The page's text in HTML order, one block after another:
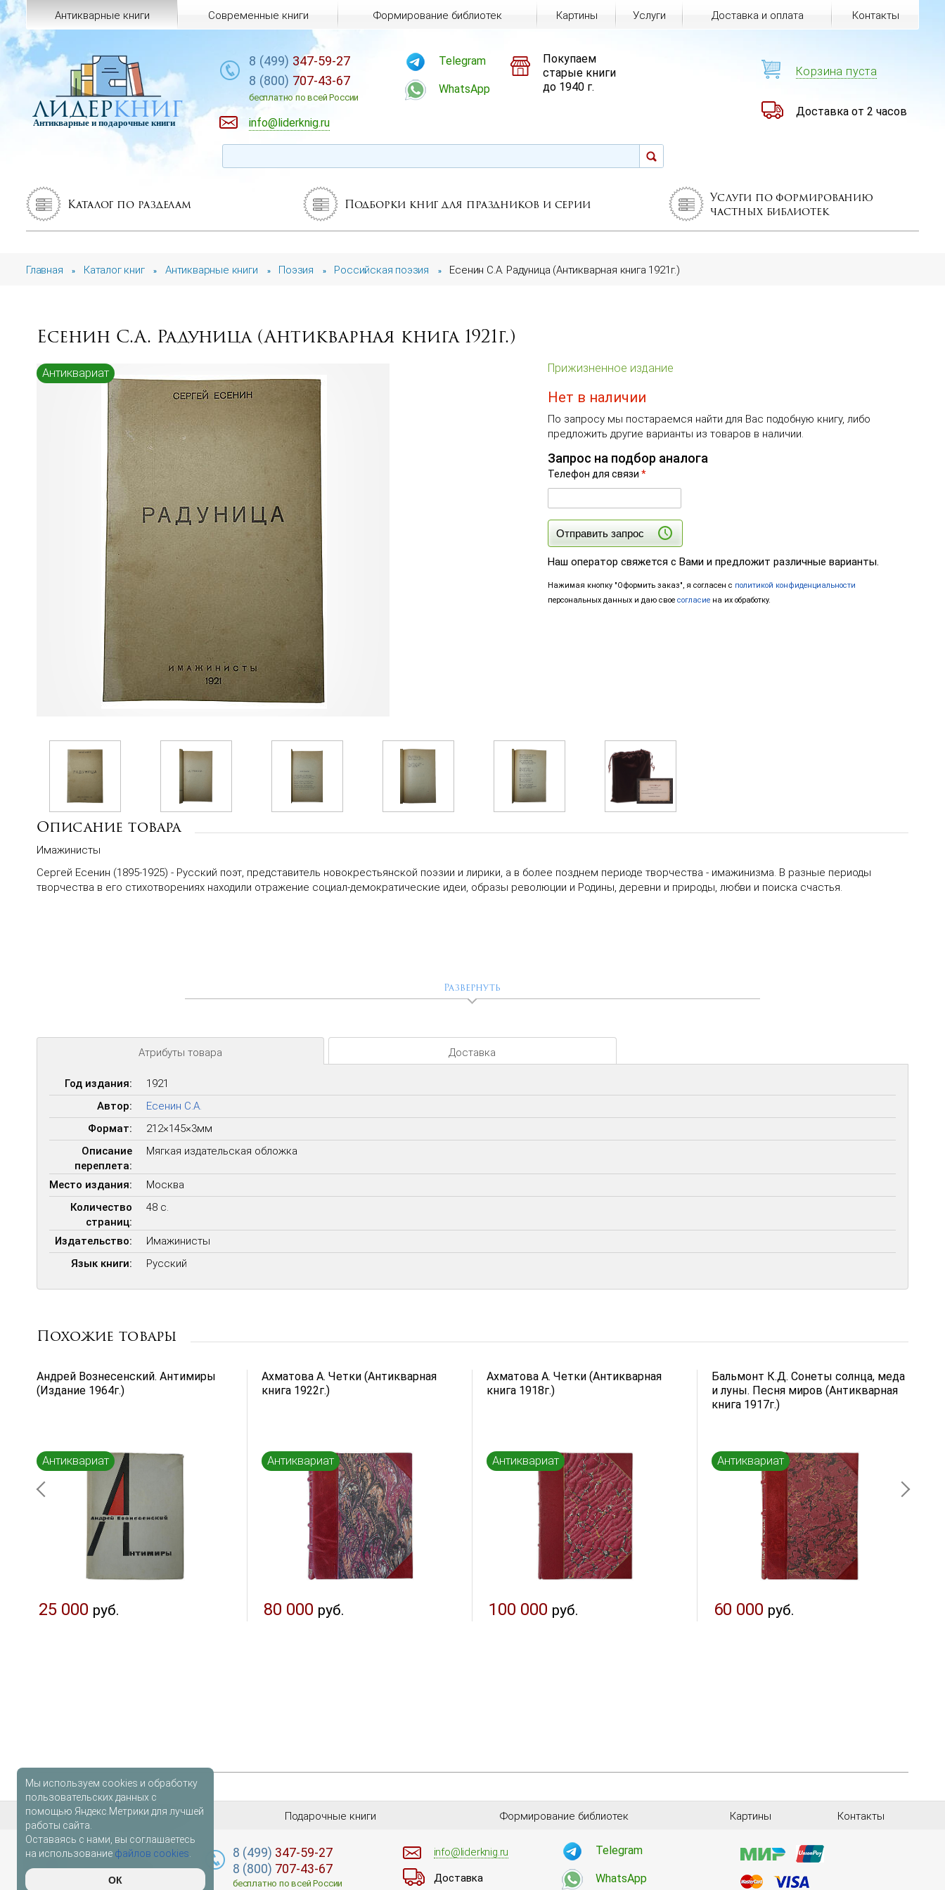
Каталог по разделам Подборки книг для праздников и серии
Услуги по формированию
частных библиотек
Главная » Каталог книг » Антикварные книги » Поэзия » Российская поэзия » Есенин С.А. Радуница (Антикварная книга 1921г.)
Есенин С.А. Радуница (Антикварная книга 1921г.)
Антиквариат Прижизненное издание
Нет в наличии
По запросу мы постараемся найти для Вас подобную книгу, либо
предложить другие варианты из товаров в наличии.
Запрос на подбор аналога
Телефон для связи *
Отправить запрос
Наш оператор свяжется с Вами и предложит различные варианты.
Нажимая кнопку "Оформить заказ", я согласен с политикой конфиденциальности
персональных данных и даю свое согласиена их обработку.
Описание товара
Имажинисты
Сергей Есенин (1895-1925) - Русский поэт, представитель новокрестьянской поэзии и лирики, а в более позднем периоде творчества - имажинизма. В разные периоды
творчества в его стихотворениях находили отражение социал-демократические идеи, образы революции и Родины, деревни и природы, любви и поиска счастья.
Развернуть
Атрибуты товара Доставка
Год издания:
1921
Автор:
Есенин С.А.
Формат:
212×145×3мм
Описание
переплета:
Мягкая издательская обложка
Место издания:
Москва
Количество
страниц:
48 с.
Издательство:
Имажинисты
Язык книги:
Русский
Похожие товары
Андрей Вознесенский. Антимиры
(Издание 1964г.)
Антиквариат
25 000 руб.
Ахматова А. Четки (Антикварная
книга 1922г.)
Антиквариат
80 000 руб.
Ахматова А. Четки (Антикварная
книга 1918г.)
Антиквариат
100 000 руб.
Бальмонт К.Д. Сонеты солнца, меда
и луны. Песня миров (Антикварная
книга 1917г.)
Антиквариат
60 000 руб.
Антикварные книги Современные книги Формирование библиотек Картины Услуги Доставка и оплата Контакты
лидеркниг
Антикварные и подарочные книги
8 (499) 347-59-27
8 (800) 707-43-67
бесплатно по всей России
info@liderknig.ru
Telegram
WhatsApp
Покупаем
старые книги
до 1940 г.
Корзина пуста
Доставка от 2 часов
Антикварные книги Подарочные книги Формирование библиотек Картины Контакты
лидеркниг
© 2026 Все права защищены
Правовая информация
8 (499) 347-59-27
8 (800) 707-43-67
бесплатно по всей России
info@liderknig.ru
Доставка
Telegram
WhatsApp
Мы используем cookies и обработку
пользовательских данных с
помощью Яндекс.Метрики для лучшей
работы сайта.
Оставаясь с нами, вы соглашаетесь
на использование файлов cookies
ОК